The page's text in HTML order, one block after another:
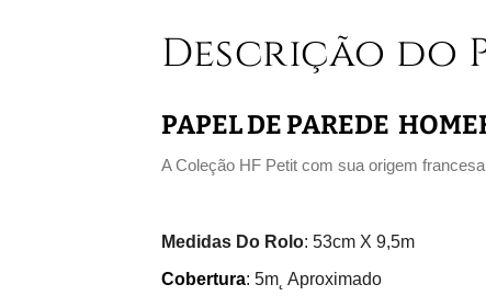
Descrição do
PAPEL DE PAREDE
A Coleção HF Petit com sua origem
Medidas Do Rolo: 53cm X 9,5m
Cobertura: 5m˛ Aproximado